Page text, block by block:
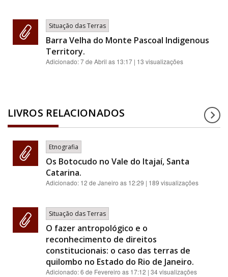
Situação das Terras
Barra Velha do Monte Pascoal Indigenous
Territory.
Adicionado:7 de Abril as 13:17 | 13 visualizações
LIVROS RELACIONADOS
Etnografia
Os Botocudo no Vale do Itajaí, Santa
Catarina.
Adicionado: 12 de Janeiro as 12:29 | 189 visualizações
Situação das Terras
O fazer antropológico e o
reconhecimento de direitos
constitucionais: o caso das terras de
quilombo no Estado do Rio de Janeiro.
Adicionado:6 de Fevereiro as 17:12 | 34 visualizações